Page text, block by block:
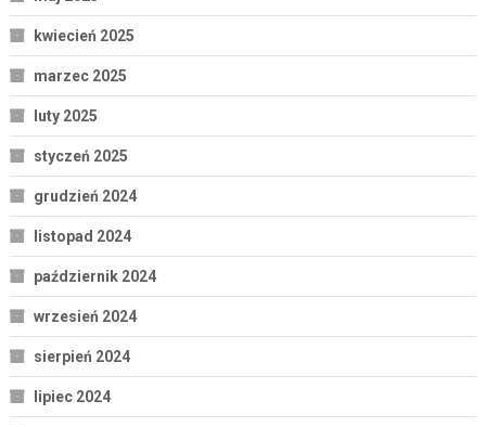
kwiecień 2025
marzec 2025
luty 2025
styczeń 2025
grudzień 2024
listopad 2024
październik 2024
wrzesień 2024
sierpień 2024
lipiec 2024